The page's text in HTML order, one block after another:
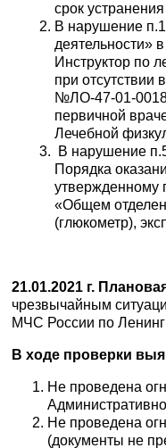
срок
В нарушение
деятельности»
Инструктор по
при отсутствии
№ЛО-47-01-
первичной
Лечебной
В нарушение
Порядка
утвержденному
«Общем
(глюкометр),
21.01.2021 г.
чрезвычайным
МЧС России по
В ходе проверки
Не проведена
Не проведена
(документы не